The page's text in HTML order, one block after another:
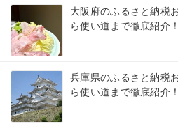
大阪府のふるさと納税
ら使い道まで徹底紹介！
兵庫県のふるさと納税
ら使い道まで徹底紹介！